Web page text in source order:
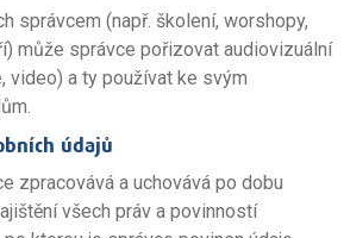
správcem (např. školení, worshopy,
může správce pořizovat audiovizuální
video) a ty používat ke svým
údajů
zpracovává a uchovává po dobu
všech práv a povinností